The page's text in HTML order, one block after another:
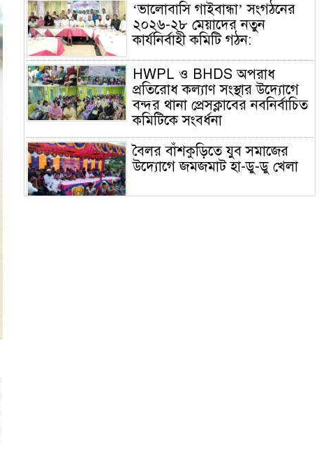
‘ভালোবাসি গাইবান্ধা’ সংগঠনের
২০২৬-২৮ মেয়াদের নতুন
কার্যনির্বাহী কমিটি গঠন:
HWPL ও BHDS অপরাধ
প্রতিরোধ কল্যাণ সংস্থার উদ্যোগে
বন্দর থানা প্রেসক্লাবের নবনির্বাচিত
কমিটিকে সংবর্ধনা
বৈলর বাঁশকুড়িতে যুব সমাজের
উদ্যোগে জমজমাট হা-ডু-ডু খেলা